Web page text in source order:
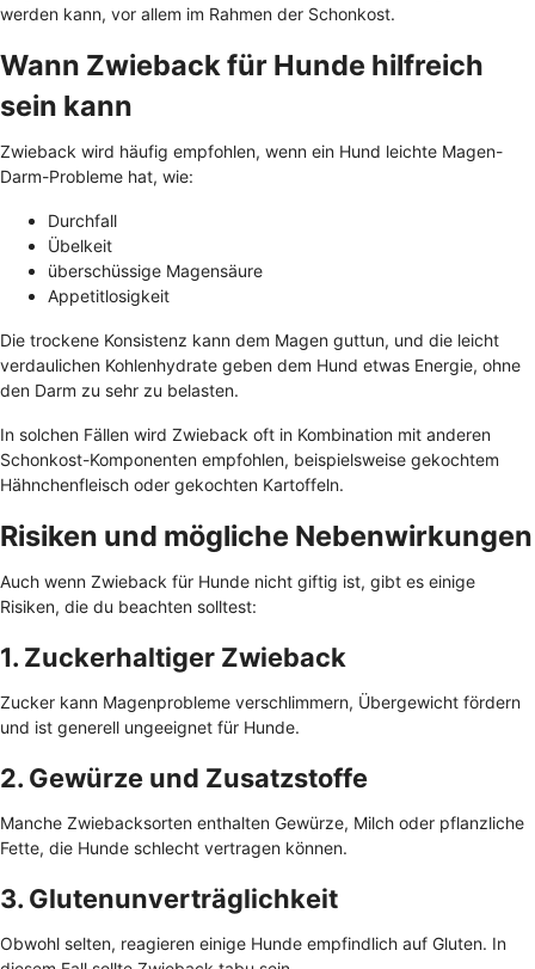
werden kann, vor allem im Rahmen der Schonkost.
Wann Zwieback für Hunde hilfreich
sein kann
Zwieback wird häufig empfohlen, wenn ein Hund leichte Magen-
Darm-Probleme hat, wie:
Durchfall
Übelkeit
überschüssige Magensäure
Appetitlosigkeit
Die trockene Konsistenz kann dem Magen guttun, und die leicht
verdaulichen Kohlenhydrate geben dem Hund etwas Energie, ohne
den Darm zu sehr zu belasten.
In solchen Fällen wird Zwieback oft in Kombination mit anderen
Schonkost-Komponenten empfohlen, beispielsweise gekochtem
Hähnchenfleisch oder gekochten Kartoffeln.
Risiken und mögliche Nebenwirkungen
Auch wenn Zwieback für Hunde nicht giftig ist, gibt es einige
Risiken, die du beachten solltest:
1. Zuckerhaltiger Zwieback
Zucker kann Magenprobleme verschlimmern, Übergewicht fördern
und ist generell ungeeignet für Hunde.
2. Gewürze und Zusatzstoffe
Manche Zwiebacksorten enthalten Gewürze, Milch oder pflanzliche
Fette, die Hunde schlecht vertragen können.
3. Glutenunverträglichkeit
Obwohl selten, reagieren einige Hunde empfindlich auf Gluten. In